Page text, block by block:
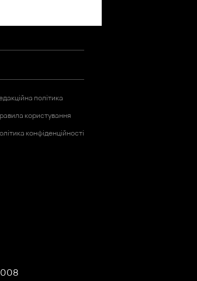
політика
користування
конфіденційності